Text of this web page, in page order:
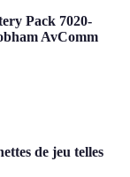
Pack 7020-
AvComm
de jeu telles